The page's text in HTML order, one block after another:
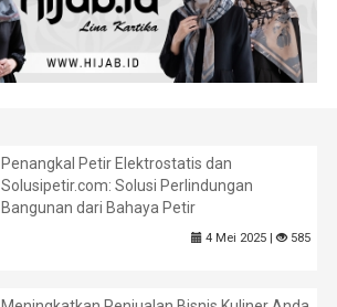
Penangkal Petir Elektrostatis dan
Solusipetir.com: Solusi Perlindungan
Bangunan dari Bahaya Petir
4 Mei 2025 | 585